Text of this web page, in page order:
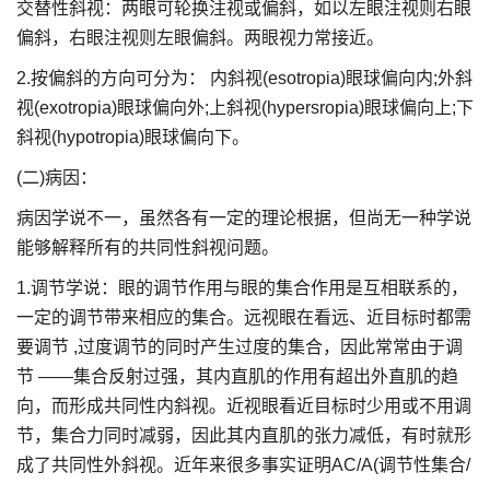
交替性斜视：两眼可轮换注视或偏斜，如以左眼注视则右眼
偏斜，右眼注视则左眼偏斜。两眼视力常接近。
2.按偏斜的方向可分为： 内斜视(esotropia)眼球偏向内;外斜
视(exotropia)眼球偏向外;上斜视(hypersropia)眼球偏向上;下
斜视(hypotropia)眼球偏向下。
(二)病因：
病因学说不一，虽然各有一定的理论根据，但尚无一种学说
能够解释所有的共同性斜视问题。
1.调节学说：眼的调节作用与眼的集合作用是互相联系的，
一定的调节带来相应的集合。远视眼在看远、近目标时都需
要调节 ,过度调节的同时产生过度的集合，因此常常由于调
节 ——集合反射过强，其内直肌的作用有超出外直肌的趋
向，而形成共同性内斜视。近视眼看近目标时少用或不用调
节，集合力同时减弱，因此其内直肌的张力减低，有时就形
成了共同性外斜视。近年来很多事实证明AC/A(调节性集合/